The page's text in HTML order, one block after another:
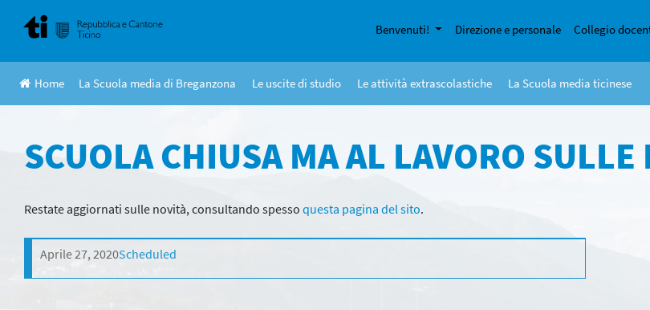
content
Benvenuti! Direzione e personale Collegio
Home La Scuola media di Breganzona Le uscite di studio Le attività extrascolastiche La Scuola media ticinese
SCUOLA CHIUSA MA AL LAVORO
Restate aggiornati sulle novità, consultando spesso questa pagina del sito.
Aprile 27, 2020Scheduled